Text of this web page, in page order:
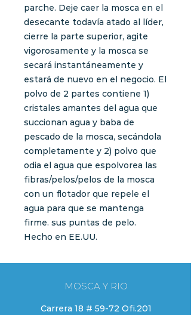
parche. Deje caer la mosca en el
desecante todavía atado al líder,
cierre la parte superior, agite
vigorosamente y la mosca se
secará instantáneamente y
estará de nuevo en el negocio. El
polvo de 2 partes contiene 1)
cristales amantes del agua que
succionan agua y baba de
pescado de la mosca, secándola
completamente y 2) polvo que
odia el agua que espolvorea las
fibras/pelos/pelos de la mosca
con un flotador que repele el
agua para que se mantenga
firme. sus puntas de pelo.
Hecho en EE.UU.
MOSCA Y RIO
Carrera 18 # 59-72 Ofi.201